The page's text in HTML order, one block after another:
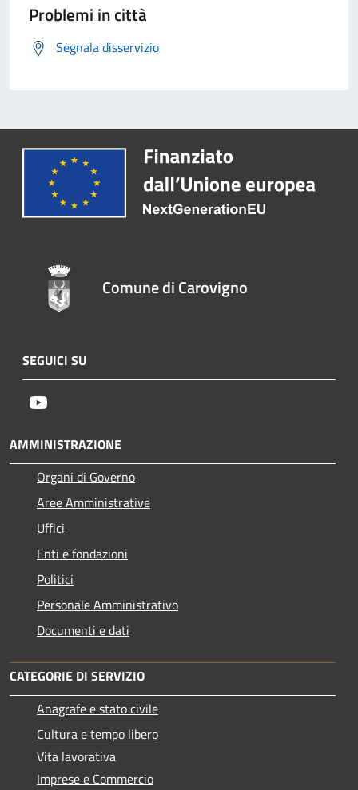
Problemi in città
Segnala disservizio
Comune di Carovigno
SEGUICI SU
AMMINISTRAZIONE
Organi di Governo
Aree Amministrative
Uffici
Enti e fondazioni
Politici
Personale Amministrativo
Documenti e dati
CATEGORIE DI SERVIZIO
Anagrafe e stato civile
Cultura e tempo libero
Vita lavorativa
Imprese e Commercio